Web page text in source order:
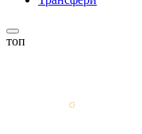
топ